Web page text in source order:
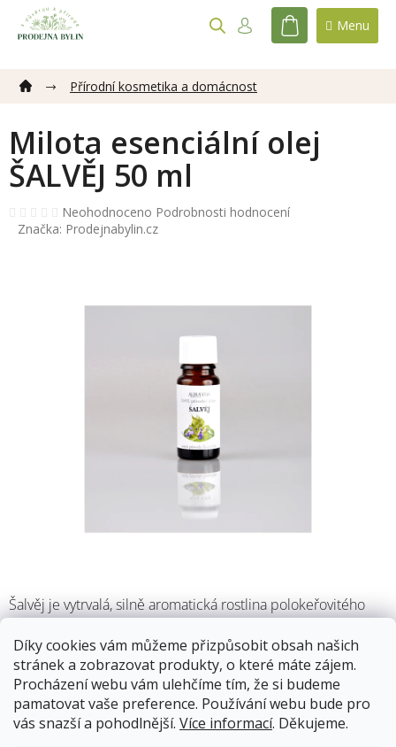
Díky cookies vám můžeme přizpůsobit obsah našich
stránek a zobrazovat produkty, o které máte zájem.
Procházení webu vám ulehčíme tím, že si budeme
pamatovat vaše preference. Používání webu bude pro
vás snazší a pohodlnější. Více informací. Děkujeme.
obsah
NÁKUPNÍ
Přírodní kosmetika a domácnost
Milota esenciální olej
ŠALVĚJ 50 ml
Průměrné
hodnocení
Neohodnoceno Podrobnosti hodnocení
Značka: Prodejnabylin.cz
Skladem 12.8.2026
Šalvěj je vytrvalá, silně aromatická rostlina polokeřovitého
vzhledu se zdřevnatělými lodyhami, vysoká 30 až 70 cm.
Původem je z oblasti Středomoří a Malé Asie. Listy jsou
stříbrošedé až zelené. Obsahuje 1,5 až 3 % silice.
Doprava od 59Kč